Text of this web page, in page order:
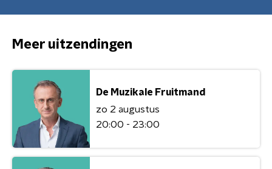
Meer uitzendingen
De Muzikale Fruitmand
zo 2 augustus
20:00 - 23:00